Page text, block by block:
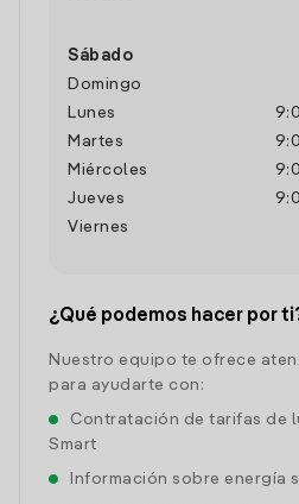
Sábado
Domingo
Lunes
Martes
Miércoles
Jueves
Viernes
¿Qué podemos hacer por
Nuestro equipo te ofrece
para ayudarte con:
Contratación de tarifas de
Smart
Información sobre energía